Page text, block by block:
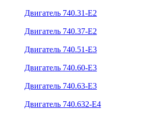
Двигатель 740.31-E2
Двигатель 740.37-E2
Двигатель 740.51-E3
Двигатель 740.60-E3
Двигатель 740.63-E3
Двигатель 740.632-E4